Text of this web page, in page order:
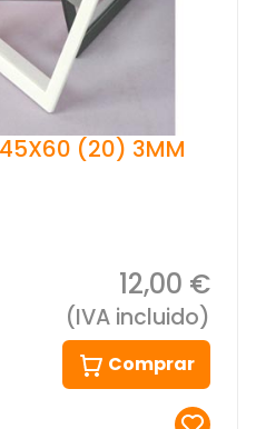
45X60 (20) 3MM
12,00 €
(IVA incluido)
Comprar